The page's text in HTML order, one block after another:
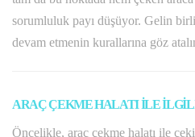
sorumluluk payı düşüyor. Gelin
devam etmenin kurallarına göz
ARAÇ ÇEKME HALATI İLE
Öncelikle, araç çekme halatı ile